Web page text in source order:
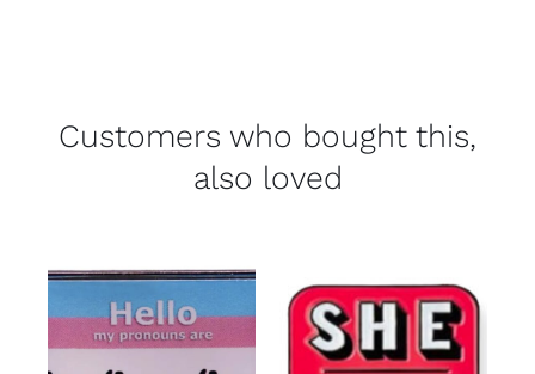
Customers who bought this,
also loved